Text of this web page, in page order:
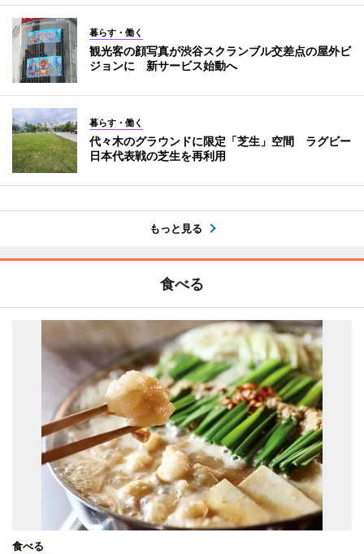
暮らす・働く
観光客の顔写真が渋谷スクランブル交差点の屋外ビ
ジョンに 新サービス始動へ
暮らす・働く
代々木のグラウンドに限定「芝生」空間 ラグビー
日本代表戦の芝生を再利用
もっと見る
食べる
食べる